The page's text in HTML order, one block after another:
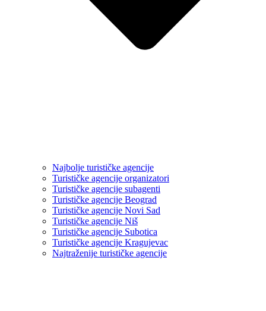
Najbolje turističke agencije
Turističke agencije organizatori
Turističke agencije subagenti
Turističke agencije Beograd
Turističke agencije Novi Sad
Turističke agencije Niš
Turističke agencije Subotica
Turističke agencije Kragujevac
Najtraženije turističke agencije